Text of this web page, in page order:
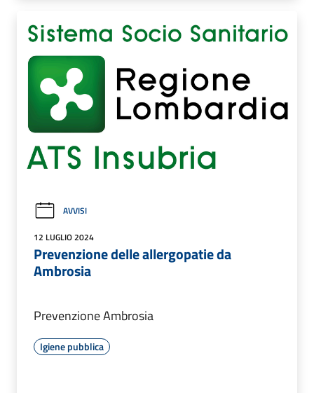
AVVISI
12 LUGLIO 2024
Prevenzione delle allergopatie da
Ambrosia
Prevenzione Ambrosia
Igiene pubblica